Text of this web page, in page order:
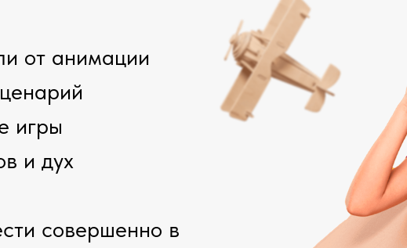
от анимации
игры
и дух
совершенно в